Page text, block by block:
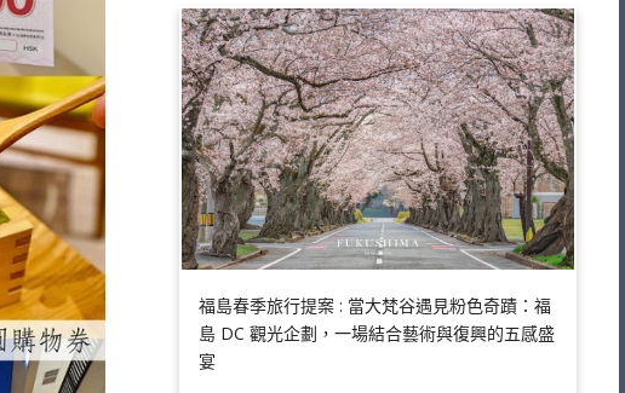
福島春季旅行提案 : 當大梵谷遇見粉色奇蹟：福
島 DC 觀光企劃，一場結合藝術與復興的五感盛
宴